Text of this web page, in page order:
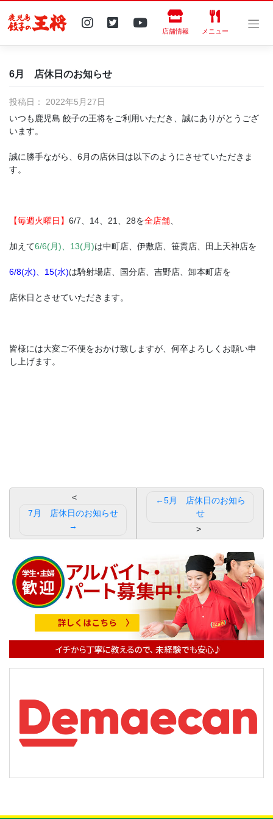
content
店舗情報 メニュー
6月 店休日のお知らせ
投稿日： 2022年5月27日
いつも鹿児島 餃子の王将をご利用いただき、誠にありがとうござ
います。
誠に勝手ながら、6月の店休日は以下のようにさせていただきま
す。
【毎週火曜日】 6/7、14、21、28を全店舗
加えて6/6(月)、13(月)は中町店、伊敷店、笹貫店、田上天神店を
6/8(水)、15(水)は騎射場店、国分店、吉野店、卸本町店を
店休日とさせていただきます。
皆様には大変ご不便をおかけ致しますが、何卒よろしくお願い申
し上げます。
ゲ
ー
シ
ン
5月 店休日のお知ら
せ
7月 店休日のお知らせ